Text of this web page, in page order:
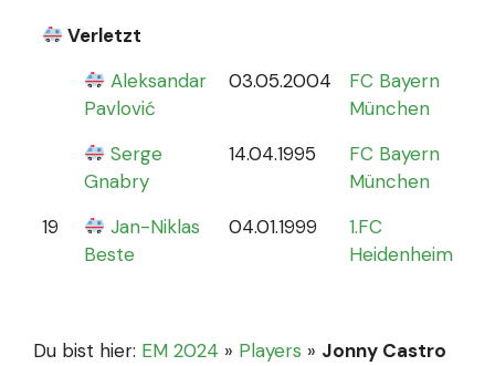
Verletzt
Aleksandar
Pavlović
03.05.2004
FC Bayern
München
Serge
Gnabry
14.04.1995
FC Bayern
München
19
Jan-Niklas
Beste
04.01.1999
1.FC
Heidenheim
Du bist hier: EM 2024 » Players » Jonny Castro